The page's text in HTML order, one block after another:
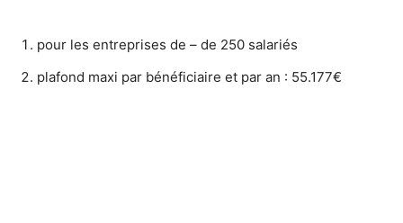
pour les entreprises de – de 250 salariés
plafond maxi par bénéficiaire et par an : 55.177€